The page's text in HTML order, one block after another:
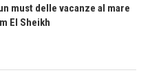
must delle vacanze al mare
El Sheikh